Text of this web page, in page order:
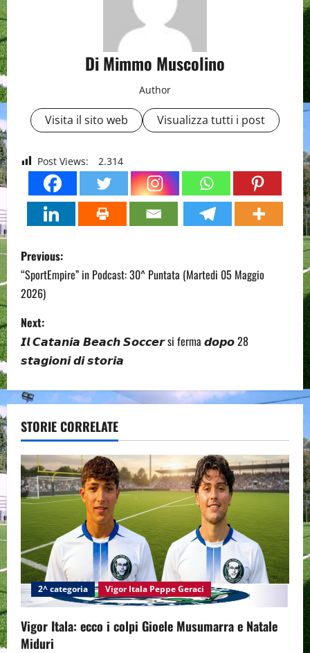
Di Mimmo Muscolino
Author
Visita il sito web Visualizza tutti i post
Post Views: 2.314
P
o
s
t
n
a
v
i
g
a
t
i
o
n
Previous:
“SportEmpire” in Podcast: 30^ Puntata (Martedi 05 Maggio
2026)
Next:
𝙄𝙡 𝘾𝙖𝙩𝙖𝙣𝙞𝙖 𝘽𝙚𝙖𝙘𝙝 𝙎𝙤𝙘𝙘𝙚𝙧 si ferma 𝙙𝙤𝙥𝙤 28
𝙨𝙩𝙖𝙜𝙞𝙤𝙣𝙞 𝙙𝙞 𝙨𝙩𝙤𝙧𝙞𝙖
STORIE CORRELATE
2^ categoria Vigor Itala Peppe Geraci
Vigor Itala: ecco i colpi Gioele Musumarra e Natale
Miduri